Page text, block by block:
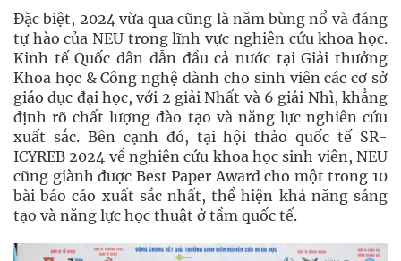
Đặc biệt, 2024 vừa qua cũng là năm bùng nổ và đáng
tự hào của NEU trong lĩnh vực nghiên cứu khoa học.
Kinh tế Quốc dân dẫn đầu cả nước tại Giải thưởng
Khoa học & Công nghệ dành cho sinh viên các cơ sở
giáo dục đại học, với 2 giải Nhất và 6 giải Nhì, khẳng
định rõ chất lượng đào tạo và năng lực nghiên cứu
xuất sắc. Bên cạnh đó, tại hội thảo quốc tế SR-
ICYREB 2024 về nghiên cứu khoa học sinh viên, NEU
cũng giành được Best Paper Award cho một trong 10
bài báo cáo xuất sắc nhất, thể hiện khả năng sáng
tạo và năng lực học thuật ở tầm quốc tế.